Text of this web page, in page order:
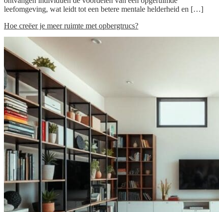
leefomgeving, wat leidt tot een betere mentale helderheid en […]
Hoe creëer je meer ruimte met opbergtrucs?